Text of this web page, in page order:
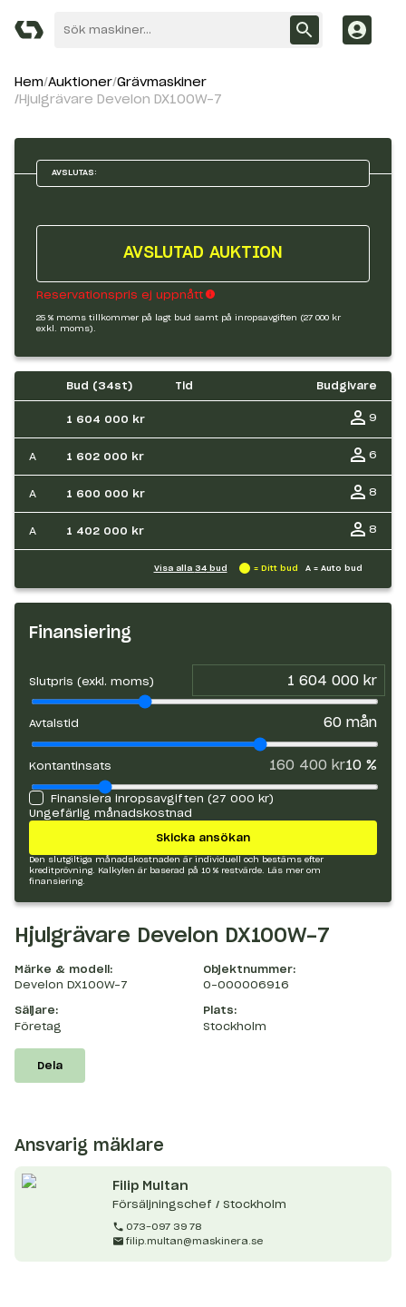
Hem Auktioner Grävmaskiner
Hjulgrävare Develon DX100W-7
AVSLUTAS:
AVSLUTAD AUKTION
Reservationspris ej uppnått
25 % moms tillkommer på lagt bud samt på inropsavgiften (27 000 kr
exkl. moms).
Bud (34st) Tid Budgivare
1 604 000 kr 9
A 1 602 000 kr 6
A 1 600 000 kr 8
A 1 402 000 kr 8
Visa alla 34bud = Ditt bud A = Auto bud
Finansiering
Slutpris (exkl. moms)
Avtalstid 60 mån
Kontantinsats 160 400 kr10 %
Finansiera inropsavgiften (27 000 kr)
Ungefärlig månadskostnad
Skicka ansökan
Den slutgiltiga månadskostnaden är individuell och bestäms efter
kreditprövning. Kalkylen är baserad på 10 % restvärde.
Läs mer om
finansiering.
Hjulgrävare Develon DX100W-7
Märke & modell:
Develon DX100W-7
Objektnummer:
O-000006916
Säljare:
Företag
Plats:
Stockholm
Dela
Ansvarig mäklare
Filip Multan
Försäljningschef / Stockholm
073-097 39 78
filip.multan@maskinera.se